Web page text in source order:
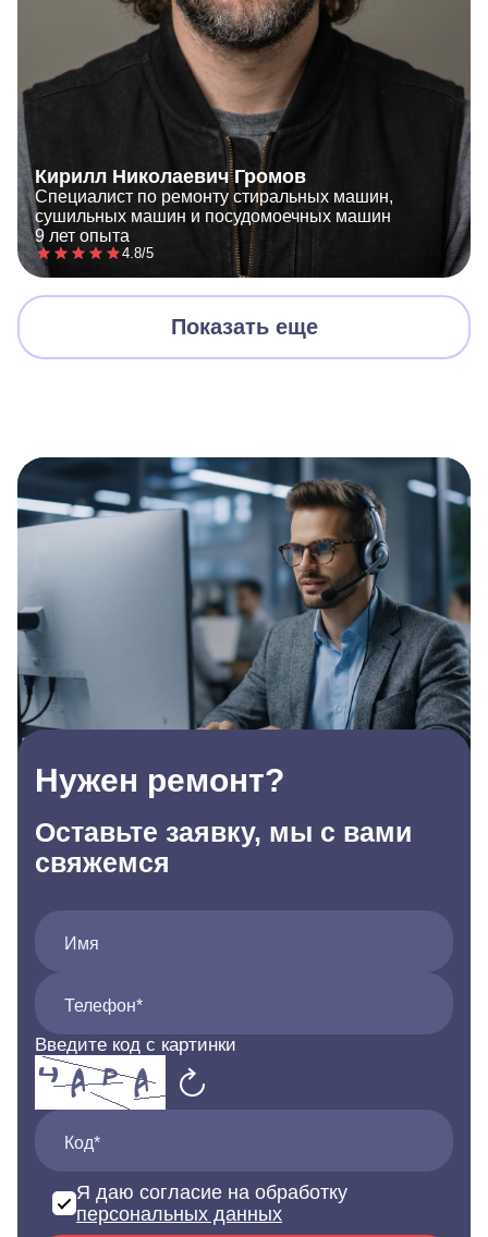
Кирилл Николаевич Громов
Специалист по ремонту стиральных машин,
сушильных машин и посудомоечных машин
9 лет опыта
4.8/5
Показать еще
Нужен ремонт?
Оставьте заявку, мы с вами
свяжемся
Имя
Телефон*
Введите код с картинки
Код*
Я даю согласие на обработку
персональных данных